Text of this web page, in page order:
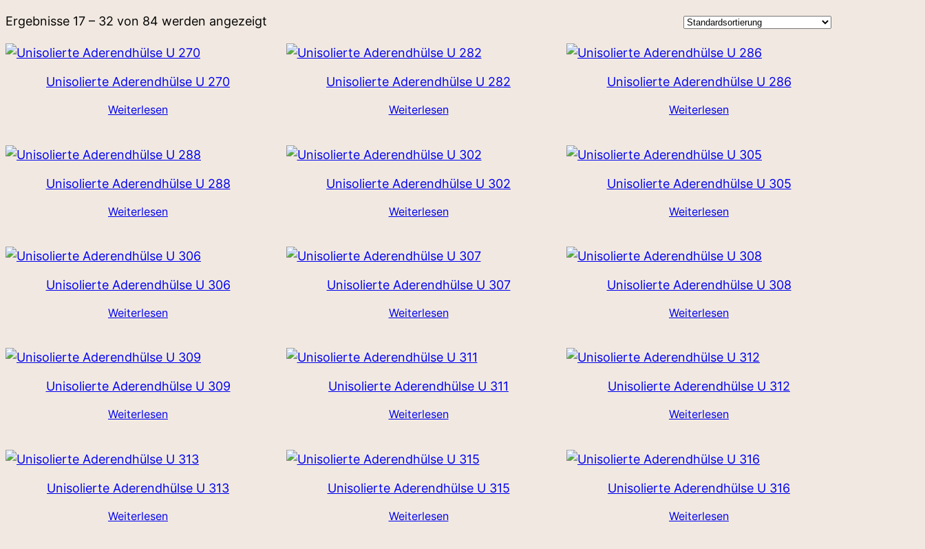
Ergebnisse 17 – 32 von 84 werden angezeigt
Unisolierte Aderendhülse U 270
Weiterlesen
Unisolierte Aderendhülse U 282
Weiterlesen
Unisolierte Aderendhülse U 286
Weiterlesen
Unisolierte Aderendhülse U 288
Weiterlesen
Unisolierte Aderendhülse U 302
Weiterlesen
Unisolierte Aderendhülse U 305
Weiterlesen
Unisolierte Aderendhülse U 306
Weiterlesen
Unisolierte Aderendhülse U 307
Weiterlesen
Unisolierte Aderendhülse U 308
Weiterlesen
Unisolierte Aderendhülse U 309
Weiterlesen
Unisolierte Aderendhülse U 311
Weiterlesen
Unisolierte Aderendhülse U 312
Weiterlesen
Unisolierte Aderendhülse U 313
Weiterlesen
Unisolierte Aderendhülse U 315
Weiterlesen
Unisolierte Aderendhülse U 316
Weiterlesen